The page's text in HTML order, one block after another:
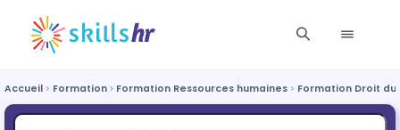
Accueil Formation Formation Ressources humaines Formation Droit